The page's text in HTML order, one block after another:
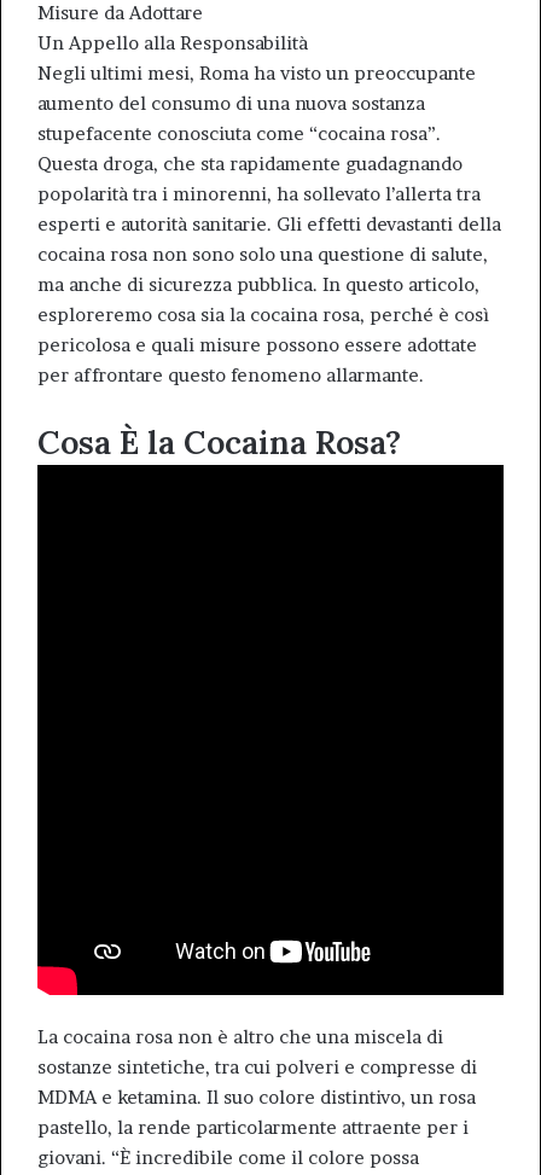
Misure da Adottare
Un Appello alla Responsabilità
Negli ultimi mesi, Roma ha visto un preoccupante
aumento del consumo di una nuova sostanza
stupefacente conosciuta come “cocaina rosa”.
Questa droga, che sta rapidamente guadagnando
popolarità tra i minorenni, ha sollevato l’allerta tra
esperti e autorità sanitarie. Gli effetti devastanti della
cocaina rosa non sono solo una questione di salute,
ma anche di sicurezza pubblica. In questo articolo,
esploreremo cosa sia la cocaina rosa, perché è così
pericolosa e quali misure possono essere adottate
per affrontare questo fenomeno allarmante.
Cosa È la Cocaina Rosa?
La cocaina rosa non è altro che una miscela di
sostanze sintetiche, tra cui polveri e compresse di
MDMA e ketamina. Il suo colore distintivo, un rosa
pastello, la rende particolarmente attraente per i
giovani. “È incredibile come il colore possa